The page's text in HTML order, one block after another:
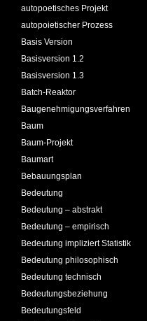
autopoetisches Projekt
autopoietischer Prozess
Basis Version
Basisversion 1.2
Basisversion 1.3
Batch-Reaktor
Baugenehmigungsverfahren
Baum
Baum-Projekt
Baumart
Bebauungsplan
Bedeutung
Bedeutung – abstrakt
Bedeutung – empirisch
Bedeutung impliziert Statistik
Bedeutung philosophisch
Bedeutung technisch
Bedeutungsbeziehung
Bedeutungsfeld